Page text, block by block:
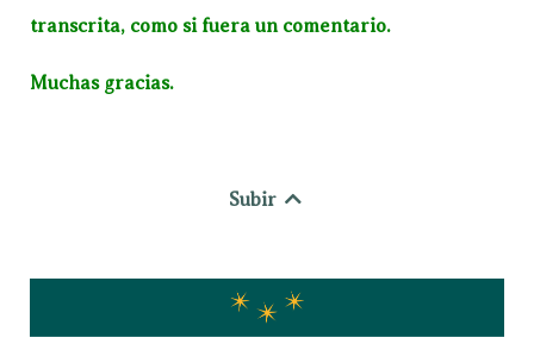
transcrita, como si fuera un comentario.
Muchas gracias.
Subir